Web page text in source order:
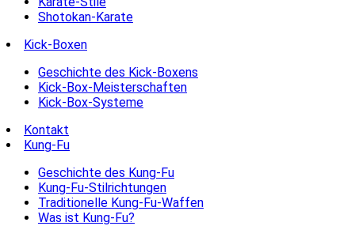
Shotokan-Karate
Kick-Boxen
Geschichte des Kick-Boxens
Kick-Box-Meisterschaften
Kick-Box-Systeme
Kontakt
Kung-Fu
Geschichte des Kung-Fu
Kung-Fu-Stilrichtungen
Traditionelle Kung-Fu-Waffen
Was ist Kung-Fu?